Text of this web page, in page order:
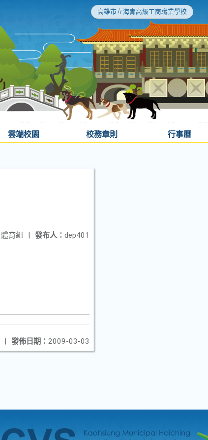
高雄市立海青高級工商職業學校
雲端校園 校務章則 行事曆
發布人： dep401
體育組 |
發佈日期： 2009-03-03
|